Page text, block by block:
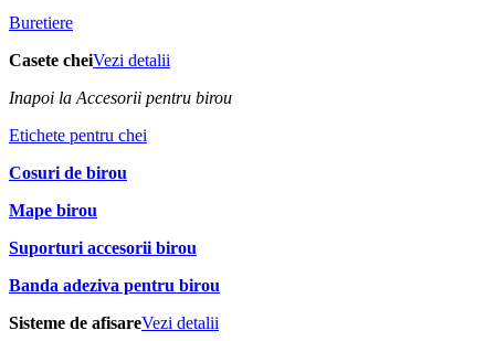
Buretiere
Casete cheiVezi detalii
Inapoi la Accesorii pentru birou
Etichete pentru chei
Cosuri de birou
Mape birou
Suporturi accesorii birou
Banda adeziva pentru birou
Sisteme de afisareVezi detalii